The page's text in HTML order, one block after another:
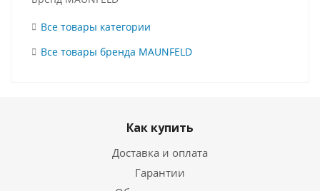
Все товары категории
Все товары бренда MAUNFELD
Как купить
Доставка и оплата
Гарантии